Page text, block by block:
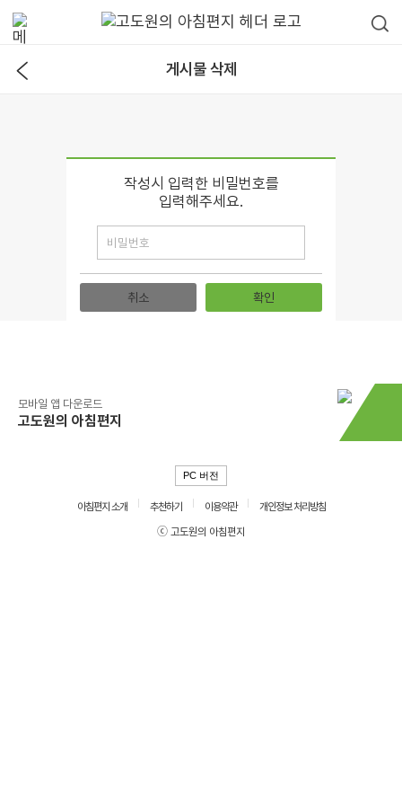
게시물 삭제
작성시 입력한 비밀번호를
입력해주세요.
취소 확인
모바일 앱 다운로드
고도원의 아침편지
PC 버전
아침편지 소개 추천하기 이용약관
개인정보 처리방침
ⓒ 고도원의 아침편지